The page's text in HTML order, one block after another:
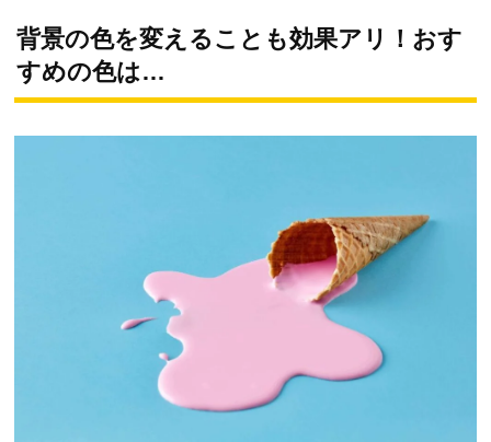
背景の色を変えることも効果アリ！おす
すめの色は…